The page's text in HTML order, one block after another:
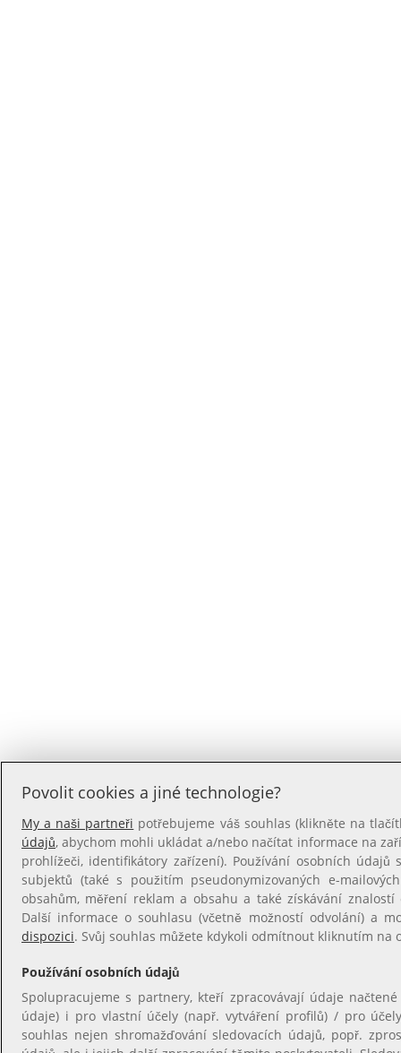
Povolit cookies a jiné technologie?
My a naši partneři potřebujeme váš souhlas (klikněte na
údajů, abychom mohli ukládat a/nebo načítat informace na
prohlížeči, identifikátory zařízení). Používání osobních
subjektů (také s použitím pseudonymizovaných e-
obsahům, měření reklam a obsahu a také získávání
Další informace o souhlasu (včetně možností odvolání) a
dispozici. Svůj souhlas můžete kdykoli odmítnout kliknutím na
Používání osobních údajů
Spolupracujeme s partnery, kteří zpracovávají údaje
údaje) i pro vlastní účely (např. vytváření profilů) / pro
souhlas nejen shromažďování sledovacích údajů, popř.